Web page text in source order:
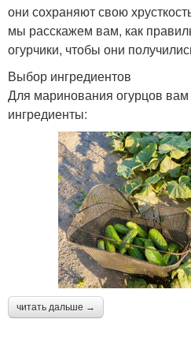
они сохраняют свою
мы расскажем вам, как
огурчики, чтобы они
Выбор ингредиентов
Для маринования огурцов
ингредиенты:
читать дальше →